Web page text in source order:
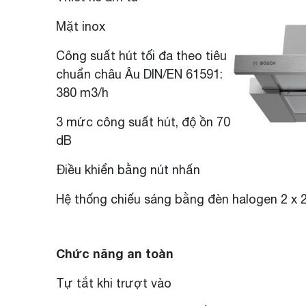
Mặt inox
Công suất hút tối đa theo tiêu
chuẩn châu Âu DIN/EN 61591:
380 m3/h
3 mức công suất hút, độ ồn 70
dB
Điều khiển bằng nút nhấn
Hệ thống chiếu sáng bằng đèn halogen 2 x
Chức năng an toàn
Tự tắt khi trượt vào